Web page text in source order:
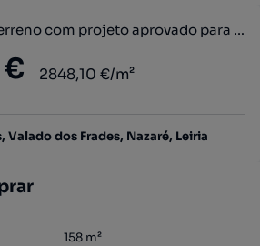
Moradia isolada e terreno com projeto aprovado para 4 moradias a 5 min
2848,10 €/m²
Valado dos Frades, Nazaré, Leiria
158 m²